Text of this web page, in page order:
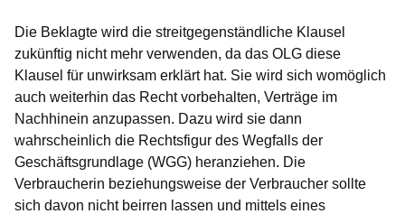
Die Beklagte wird die streitgegenständliche Klausel
zukünftig nicht mehr verwenden, da das OLG diese
Klausel für unwirksam erklärt hat. Sie wird sich womöglich
auch weiterhin das Recht vorbehalten, Verträge im
Nachhinein anzupassen. Dazu wird sie dann
wahrscheinlich die Rechtsfigur des Wegfalls der
Geschäftsgrundlage (WGG) heranziehen. Die
Verbraucherin beziehungsweise der Verbraucher sollte
sich davon nicht beirren lassen und mittels eines